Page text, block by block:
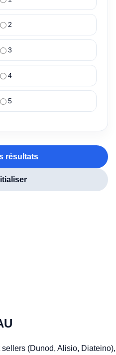
2
3
4
5
résultats
(Dunod, Alisio, Diateino),